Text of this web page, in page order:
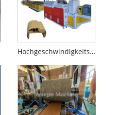
Hochgeschwindigkeits-WPC-Türprofil-Extrusionsmaschine